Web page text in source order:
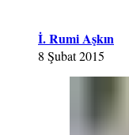
İ. Rumi Aşkın
8 Şubat 2015